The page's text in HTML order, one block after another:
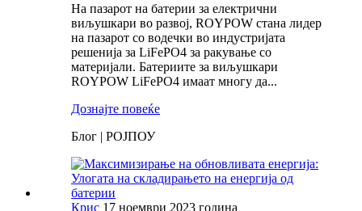
На пазарот на батерии за електрични
виљушкари во развој, ROYPOW стана лидер
на пазарот со водечки во индустријата
решенија за LiFePO4 за ракување со
материјали. Батериите за виљушкари
ROYPOW LiFePO4 имаат многу да...
Дознајте повеќе
Блог | РОЈПОУ
Крис 17 ноември 2023 година